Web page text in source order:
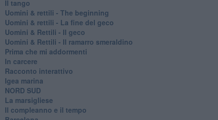
Il tango
​Uomini & rettili - The beginning
​Uomini & rettili - La fine del geco
Uomini & Rettili - Il geco
Uomini & Rettili - Il ramarro smeraldino
Prima che mi addormenti
In carcere
Racconto interattivo
Igea marina
​NORD SUD
La marsigliese
Il compleanno e il tempo